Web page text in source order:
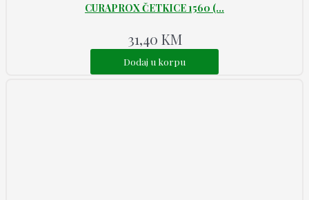
CURAPROX ČETKICE 1560 (...
31,40 KM
Dodaj u korpu